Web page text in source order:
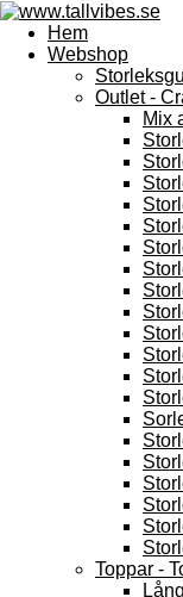
Hem
Webshop
Outlet -
Mix
Toppar -